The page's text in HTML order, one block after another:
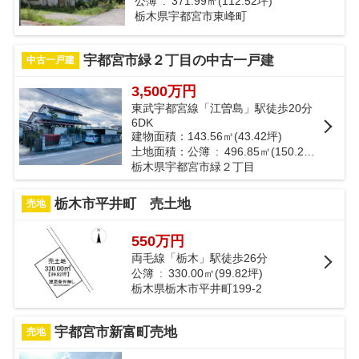
栃木県宇都宮市東峰町
中古一戸建 宇都宮市緑２丁目の中古一戸建
3,500万円
東武宇都宮線「江曽島」駅徒歩20分
6DK
建物面積：143.56㎡(43.42坪)
栃木県宇都宮市緑２丁目
売地 栃木市平井町 売土地
550万円
両毛線「栃木」駅徒歩26分
公簿 : 330.00㎡(99.82坪)
栃木県栃木市平井町199-2
売地 宇都宮市新富町売地